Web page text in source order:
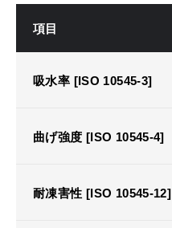
項目
吸水率 [ISO 10545-3]
曲げ強度 [ISO 10545-4]
耐凍害性 [ISO 10545-12]